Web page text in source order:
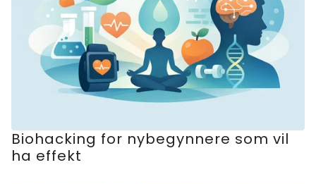
Biohacking for nybegynnere som vil
ha effekt